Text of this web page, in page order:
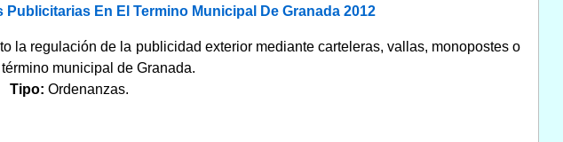
En El Termino Municipal De Granada 2012
la regulación de la publicidad exterior mediante carteleras, vallas, monopostes o
municipal de Granada.
Tipo: Ordenanzas.